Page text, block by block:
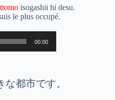
isogashii hi desu.
le plus occupé.
00:00
な都市です。